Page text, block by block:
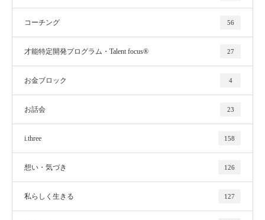
コーチング 56
才能特定開発プログラム・Talent focus® 27
お金ブロック 4
お話会 23
i.three 158
想い・気づき 126
私らしく生きる 127